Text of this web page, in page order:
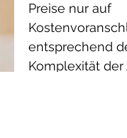
Preise nur auf
entsprechend
Komplexität der